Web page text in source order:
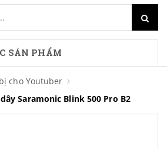
SẢN PHẨM
cho Youtuber
Saramonic Blink 500 Pro B2